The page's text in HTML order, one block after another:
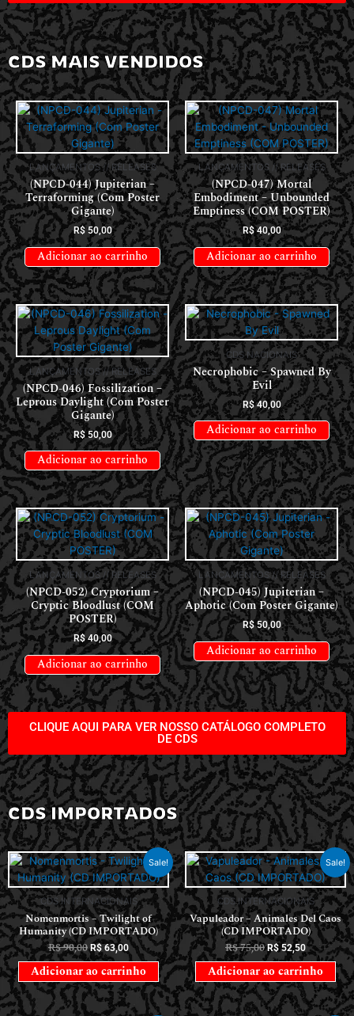
CDS MAIS VENDIDOS
LANÇAMENTOS // RELEASES
(NPCD-044) Jupiterian –
Terraforming (Com Poster
Gigante)
R$50,00
Adicionar ao carrinho
LANÇAMENTOS // RELEASES
(NPCD-047) Mortal
Embodiment – Unbounded
Emptiness (COM POSTER)
R$40,00
Adicionar ao carrinho
LANÇAMENTOS // RELEASES
(NPCD-046) Fossilization –
Leprous Daylight (Com Poster
Gigante)
R$50,00
Adicionar ao carrinho
CDS NACIONAIS
Necrophobic – Spawned By
Evil
R$40,00
Adicionar ao carrinho
LANÇAMENTOS // RELEASES
(NPCD-052) Cryptorium –
Cryptic Bloodlust (COM
POSTER)
R$40,00
Adicionar ao carrinho
LANÇAMENTOS // RELEASES
(NPCD-045) Jupiterian –
Aphotic (Com Poster Gigante)
R$50,00
Adicionar ao carrinho
CLIQUE AQUI PARA VER NOSSO CATÁLOGO COMPLETO
DE CDS
CDS IMPORTADOS
Sale!
CDS INTERNACIONAIS
Nomenmortis – Twilight of
Humanity (CD IMPORTADO)
R$90,00 R$ 63,00
Adicionar ao carrinho
Sale!
CDS INTERNACIONAIS
Vapuleador – Animales Del Caos
(CD IMPORTADO)
R$75,00 R$52,50
Adicionar ao carrinho